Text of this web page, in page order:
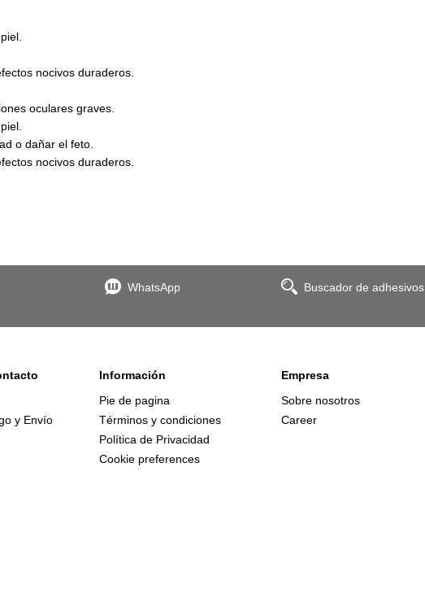
nocivos duraderos.
oculares graves.
o dañar el feto.
nocivos duraderos.
WhatsApp Buscador de adhesivos
y Envío
Información
Pie de pagina
Términos y condiciones
Política de Privacidad
Cookie preferences
Empresa
Sobre nosotros
Career